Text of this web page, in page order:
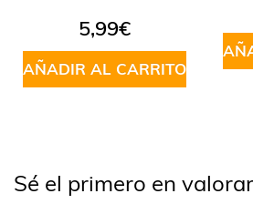
5,99€
AÑADIR AL CARRITO
Sé el primero en